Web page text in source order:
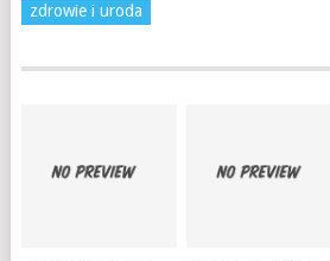
zdrowie i uroda